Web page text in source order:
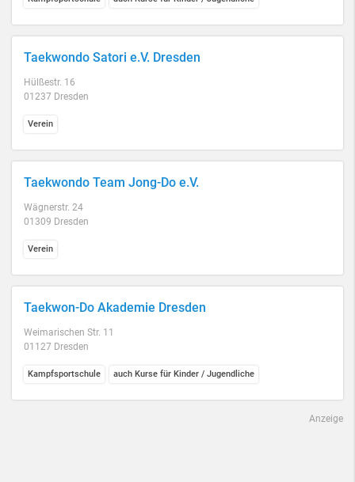
Taekwondo Satori e.V. Dresden
Hülßestr. 16
01237 Dresden
Verein
Taekwondo Team Jong-Do e.V.
Wägnerstr. 24
01309 Dresden
Verein
Taekwon-Do Akademie Dresden
Weimarischen Str. 11
01127 Dresden
Kampfsportschule auch Kurse für Kinder / Jugendliche
Anzeige